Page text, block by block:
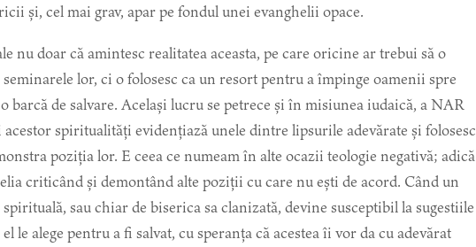
și, cel mai grav, apar pe fondul unei evanghelii opace.
doar că amintesc realitatea aceasta, pe care oricine ar trebui să o
lor, ci o folosesc ca un resort pentru a împinge oamenii spre
barcă de salvare. Același lucru se petrece și în misiunea iudaică, a NAR
spiritualități evidențiază unele dintre lipsurile adevărate și folosesc
poziția lor. E ceea ce numeam în alte ocazii teologie negativă; adică
criticând și demontând alte poziții cu care nu ești de acord. Când un
sau chiar de biserica sa clanizată, devine susceptibil la sugestiile
le alege pentru a fi salvat, cu speranța că acestea îi vor da cu adevărat